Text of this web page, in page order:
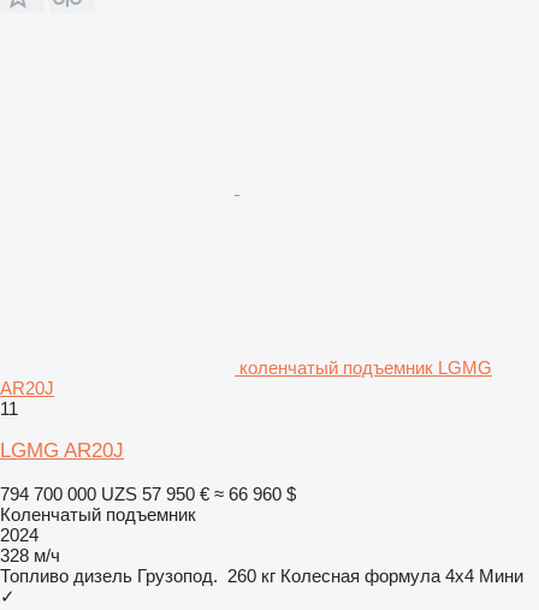
коленчатый подъемник LGMG
AR20J
11
LGMG AR20J
794 700 000 UZS 57 950 € ≈ 66 960 $
Коленчатый подъемник
2024
328 м/ч
Топливо дизель Грузопод. 260 кг Колесная формула 4x4 Мини
✓